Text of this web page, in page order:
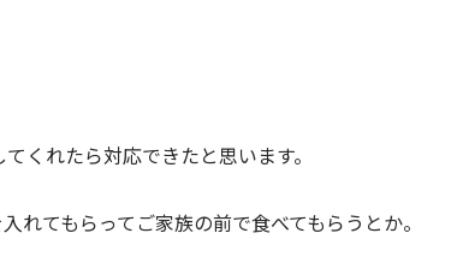
くれたら対応できたと思います。
れてもらってご家族の前で食べてもらうとか。